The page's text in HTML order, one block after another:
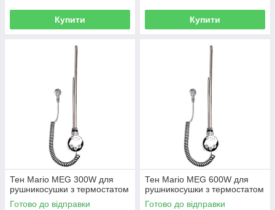
Купити Купити
Тен Mario MEG 300W для
рушникосушки з термостатом
Готово до відправки
Тен Mario MEG 600W для
рушникосушки з термостатом
Готово до відправки